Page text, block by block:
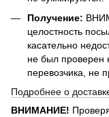
Получение:
целостность
касательно
не был проверен
перевозчика, не
Подробнее о
ВНИМАНИЕ!